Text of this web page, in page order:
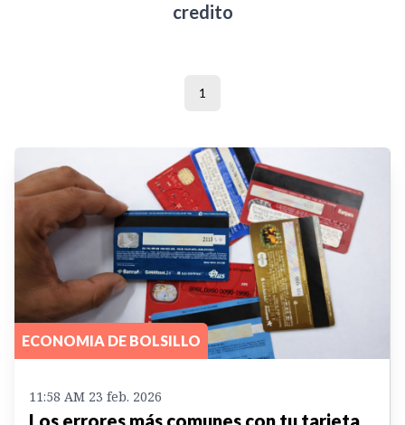
credito
1
ECONOMIA DE BOLSILLO
11:58 AM 23 feb. 2026
Los errores más comunes con tu tarjeta